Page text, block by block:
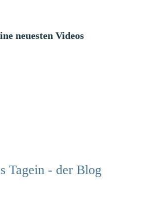
neuesten Videos
Tagein - der Blog